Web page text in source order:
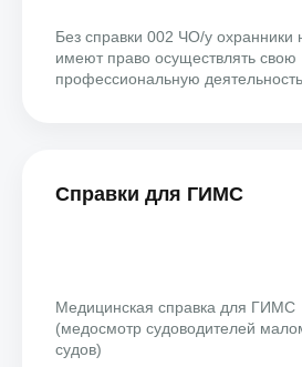
Без справки 002 ЧО/у охранники
имеют право осуществлять свою
профессиональную деятельность
Справки для ГИМС
Медицинская справка для ГИМС
(медосмотр судоводителей
судов)